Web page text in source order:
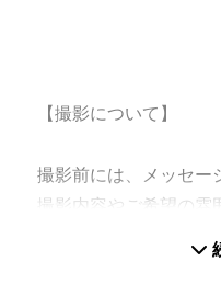
表情・仕草・空気感を
パパやママと手をつ
たり。
そんな何気ない瞬間
【撮影について】
撮影前には、メッセー
撮影内容やご希望の雰